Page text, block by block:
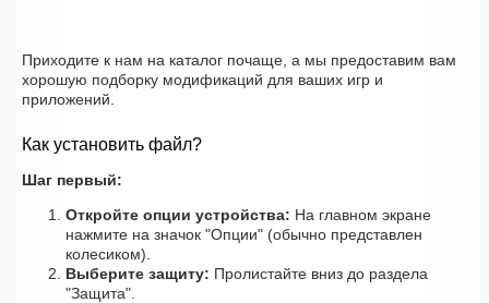
Приходите к нам на каталог почаще, а мы предоставим вам
хорошую подборку модификаций для ваших игр и
приложений.
Как установить файл?
Шаг первый:
Откройте опции устройства: На главном экране
нажмите на значок "Опции" (обычно представлен
колесиком).
Выберите защиту: Пролистайте вниз до раздела
"Защита".